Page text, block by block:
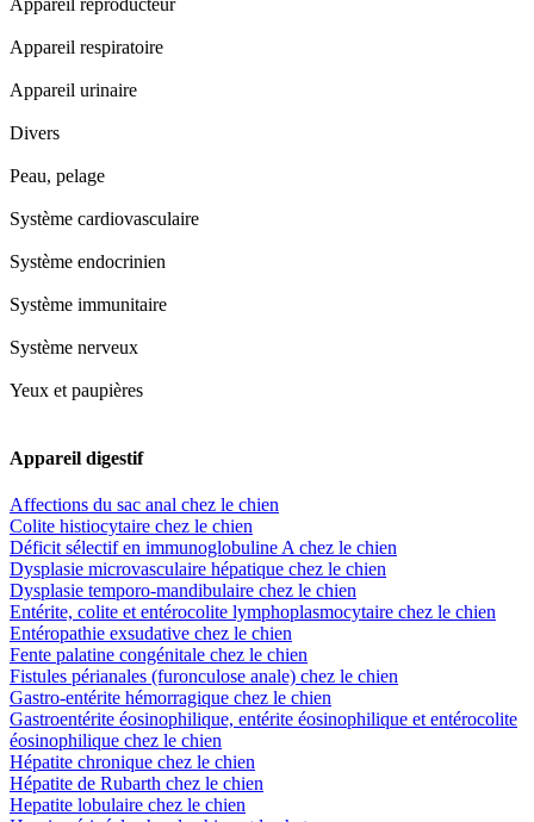
Appareil respiratoire
Appareil urinaire
Divers
Peau, pelage
Système cardiovasculaire
Système endocrinien
Système immunitaire
Système nerveux
Yeux et paupières
Appareil digestif
Affections du sac anal chez le chien
Colite histiocytaire chez le chien
Déficit sélectif en immunoglobuline A chez le chien
Dysplasie microvasculaire hépatique chez le chien
Dysplasie temporo-mandibulaire chez le chien
Entérite, colite et entérocolite lymphoplasmocytaire chez le chien
Entéropathie exsudative chez le chien
Fente palatine congénitale chez le chien
Fistules périanales (furonculose anale) chez le chien
Gastro-entérite hémorragique chez le chien
Gastroentérite éosinophilique, entérite éosinophilique et entérocolite
éosinophilique chez le chien
Hépatite chronique chez le chien
Hépatite de Rubarth chez le chien
Hepatite lobulaire chez le chien